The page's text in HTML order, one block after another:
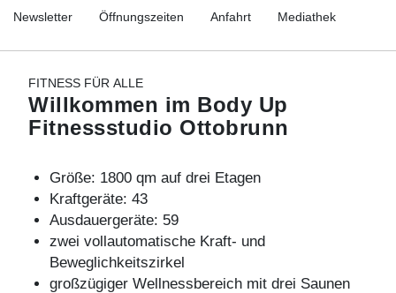
Newsletter Öffnungszeiten Anfahrt Mediathek
FITNESS FÜR ALLE
Willkommen im Body Up
Fitnessstudio Ottobrunn
Größe: 1800 qm auf drei Etagen
Kraftgeräte: 43
Ausdauergeräte: 59
zwei vollautomatische Kraft- und
Beweglichkeitszirkel
großzügiger Wellnessbereich mit drei Saunen